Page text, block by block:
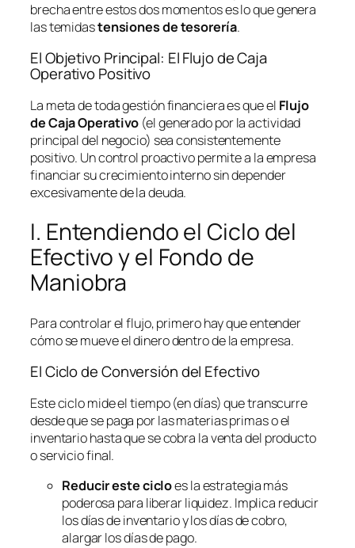
brecha entre estos dos momentos es lo que genera
las temidastensiones de tesorería.
El Objetivo Principal: El Flujo de Caja
Operativo Positivo
La meta de toda gestión financiera es que el Flujo
de Caja Operativo (el generado por la actividad
principal del negocio) sea consistentemente
positivo. Un control proactivo permite a la empresa
financiar su crecimiento interno sin depender
excesivamente de la deuda.
I. Entendiendo el Ciclo del
Efectivo y el Fondo de
Maniobra
Para controlar el flujo, primero hay que entender
cómo se mueve el dinero dentro de la empresa.
El Ciclo de Conversión del Efectivo
Este ciclo mide el tiempo (en días) que transcurre
desde que se paga por las materias primas o el
inventario hasta que se cobra la venta del producto
o servicio final.
Reducir este cicloes la estrategia más
poderosa para liberar liquidez. Implica reducir
los días de inventario y los días de cobro,
alargar los días de pago.